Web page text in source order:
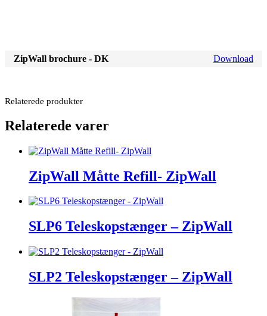
ZipWall brochure - DK Download
Relaterede produkter
Relaterede varer
ZipWall Måtte Refill- ZipWall
SLP6 Teleskopstænger – ZipWall
SLP2 Teleskopstænger – ZipWall